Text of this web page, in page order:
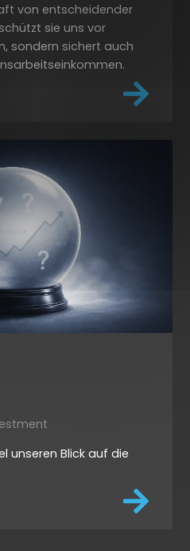
von entscheidender
sie uns vor
sondern sichert auch
unseren Blick auf die